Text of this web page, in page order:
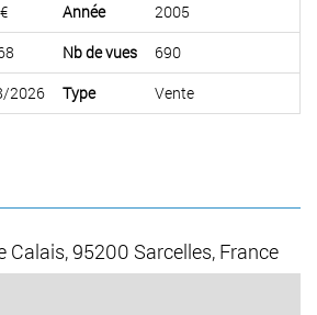
Année
2005
Nb de vues
690
2026 Type Vente
Calais, 95200 Sarcelles, France